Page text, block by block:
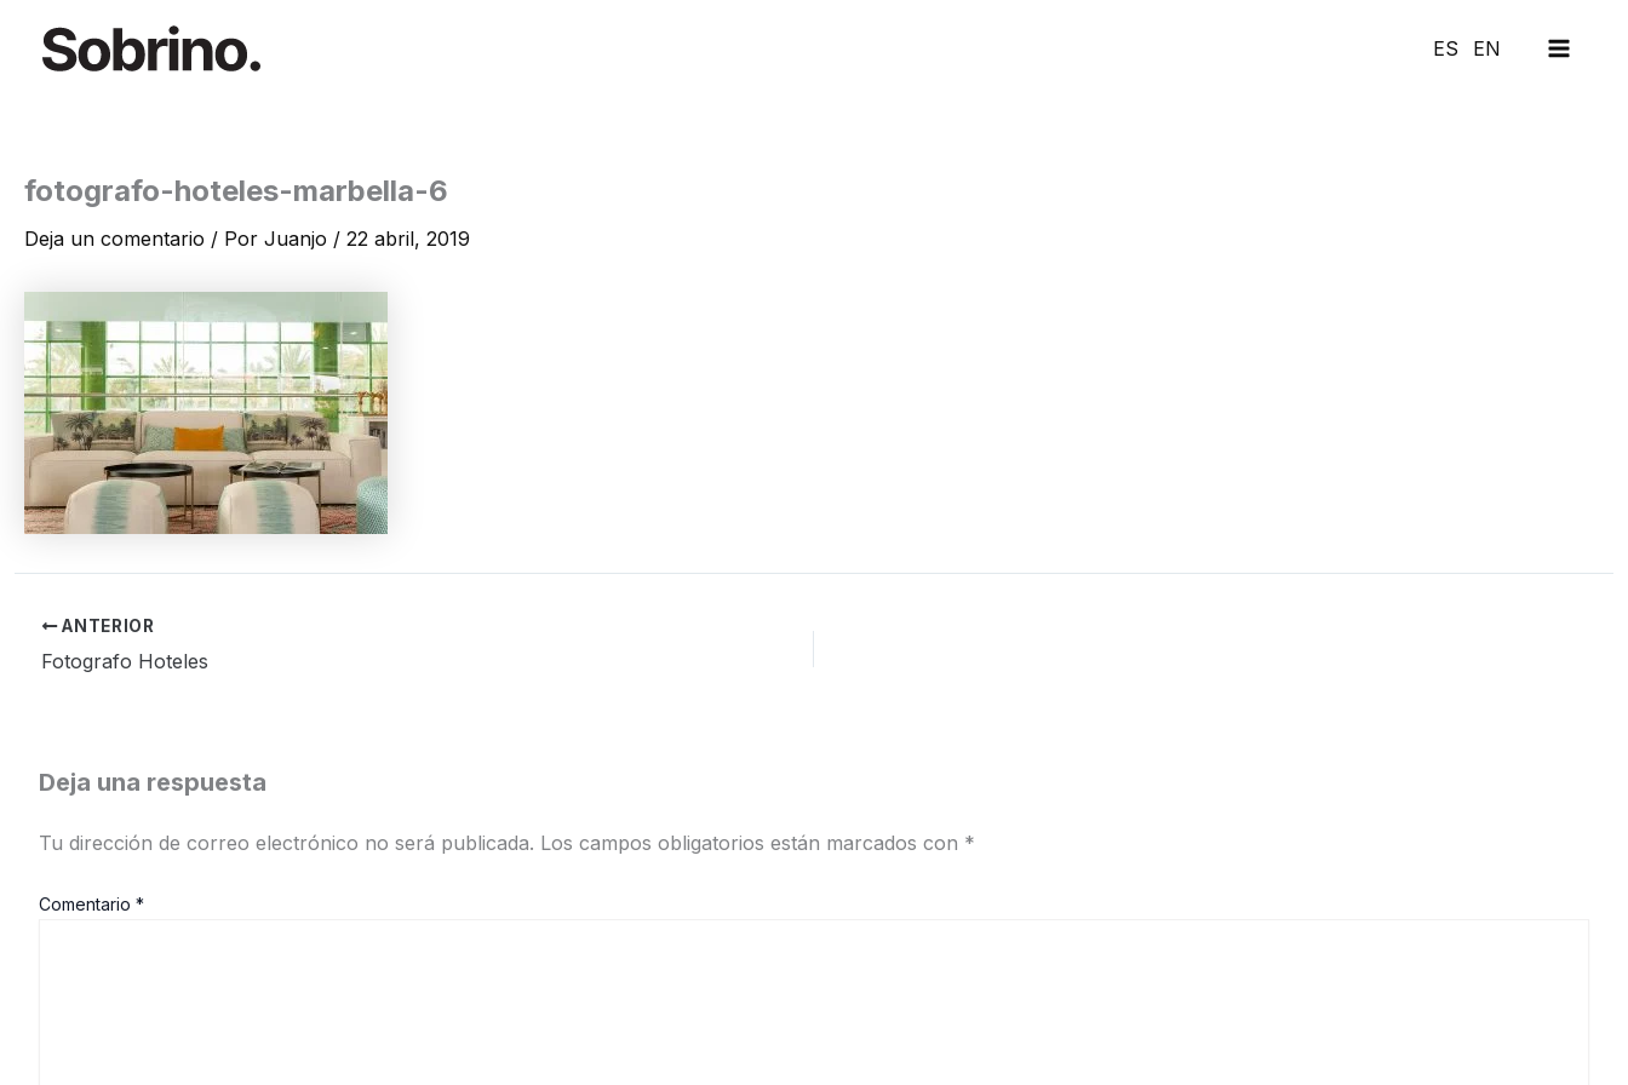
contenido
ES EN
fotografo-hoteles-marbella-6
Deja un comentario / Por Juanjo / 22 abril, 2019
ANTERIOR
Fotografo Hoteles
Deja una respuesta
Tu dirección de correo electrónico no será publicada. Los campos obligatorios están marcados con *
Comentario *